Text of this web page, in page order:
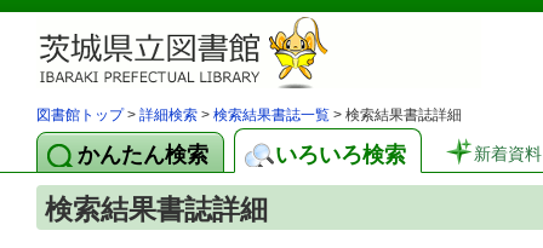
図書館トップ> 詳細検索 > 検索結果書誌一覧 > 検索結果書誌詳細
かんたん検索 いろいろ検索 新着資料
検索結果書誌詳細